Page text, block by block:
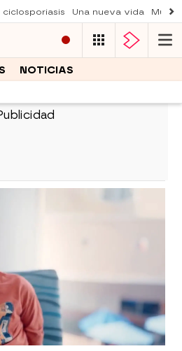
ciclosporiasis Una nueva vida
NOTICIAS